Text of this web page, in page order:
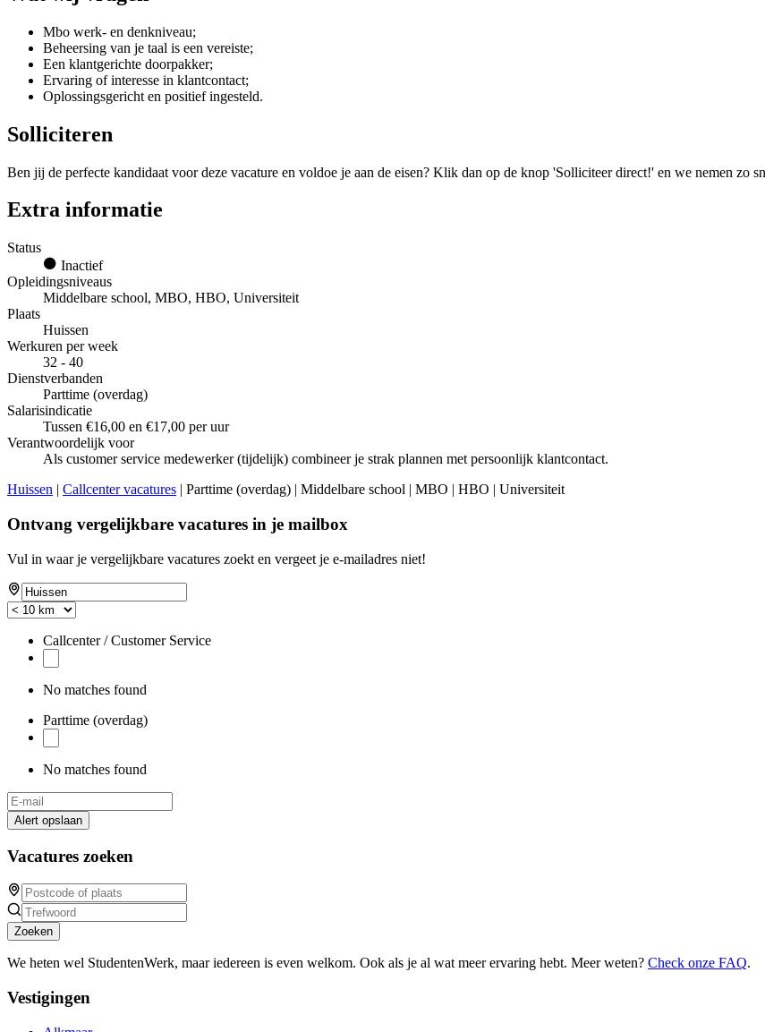
Mbo werk- en denkniveau;
Beheersing van je taal is een vereiste;
Een klantgerichte doorpakker;
Ervaring of interesse in klantcontact;
Oplossingsgericht en positief ingesteld.
Solliciteren
Ben jij de perfecte kandidaat voor deze vacature en voldoe je aan de eisen? Klik dan op de knop 'Solliciteer direct!' en we nemen zo
Extra informatie
Status
Inactief
Opleidingsniveaus
Middelbare school, MBO, HBO, Universiteit
Plaats
Huissen
Werkuren per week
32 - 40
Dienstverbanden
Parttime (overdag)
Salarisindicatie
Tussen €16,00 en €17,00 per uur
Verantwoordelijk voor
Als customer service medewerker (tijdelijk) combineer je strak plannen met persoonlijk klantcontact.
Huissen | Callcenter vacatures | Parttime (overdag) | Middelbare school | MBO | HBO | Universiteit
Ontvang vergelijkbare vacatures in je mailbox
Vul in waar je vergelijkbare vacatures zoekt en vergeet je e-mailadres niet!
Callcenter / Customer Service
No matches found
Parttime (overdag)
No matches found
Alert opslaan
Vacatures zoeken
Zoeken
We heten wel StudentenWerk, maar iedereen is even welkom. Ook als je al wat meer ervaring hebt. Meer weten? Check onze FAQ.
Vestigingen